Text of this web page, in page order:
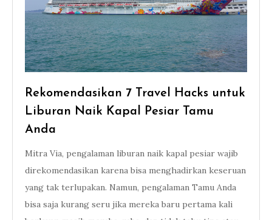
Rekomendasikan 7 Travel Hacks untuk
Liburan Naik Kapal Pesiar Tamu
Anda
Mitra Via, pengalaman liburan naik kapal pesiar wajib
direkomendasikan karena bisa menghadirkan keseruan
yang tak terlupakan. Namun, pengalaman Tamu Anda
bisa saja kurang seru jika mereka baru pertama kali